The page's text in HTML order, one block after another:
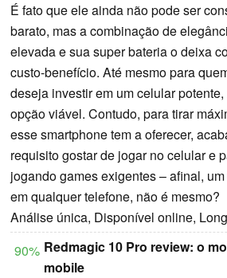
É fato que ele ainda não pode ser
barato, mas a combinação de
elevada e sua super bateria o deixa
custo-benefício. Até mesmo para
deseja investir em um celular
opção viável. Contudo, para tirar
esse smartphone tem a oferecer,
requisito gostar de jogar no celular e
jogando games exigentes – afinal,
em qualquer telefone, não é mesmo?
Análise única, Disponível online,
90% Redmagic 10 Pro review: o
mobile